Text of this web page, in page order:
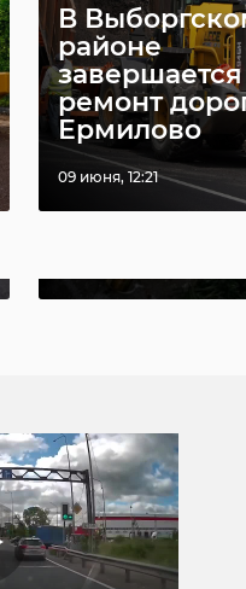
В
районе
завершается
ремонт
Ермилово
09 июня, 12:21
Вандалы
игрушки на
новогодней
в Сланцах